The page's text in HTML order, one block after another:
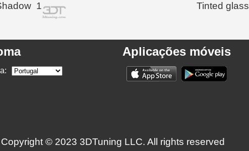
1 Tinted glass
Aplicações móveis
Copyright © 2023 3DTuning LLC. All rights reserved